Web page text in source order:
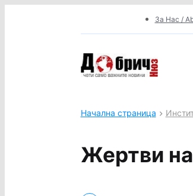
За Нас /
Начална страница
Жертви